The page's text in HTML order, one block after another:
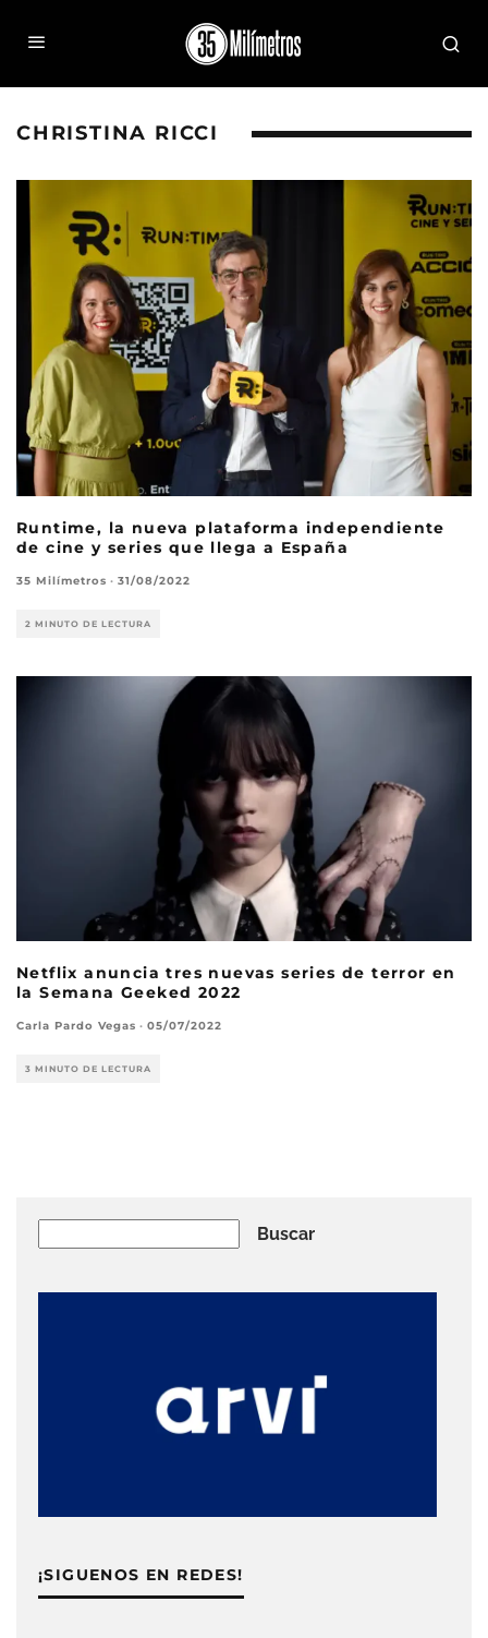
CHRISTINA RICCI
Runtime, la nueva plataforma independiente
de cine y series que llega a España
35 Milímetros · 31/08/2022
2 MINUTO DE LECTURA
Netflix anuncia tres nuevas series de terror en
la Semana Geeked 2022
Carla Pardo Vegas · 05/07/2022
3 MINUTO DE LECTURA
Buscar
¡SIGUENOS EN REDES!